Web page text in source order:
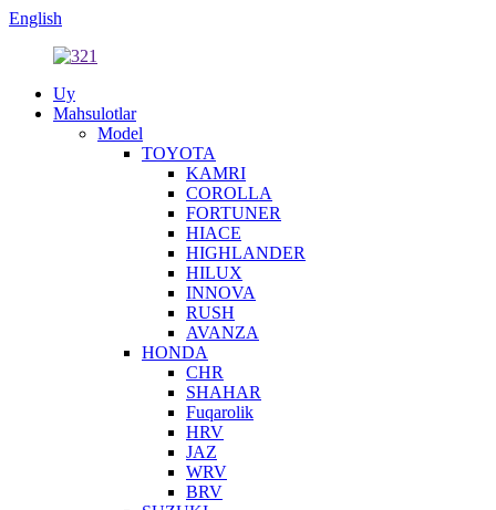
English
Uy
Mahsulotlar
Model
TOYOTA
KAMRI
COROLLA
FORTUNER
HIACE
HIGHLANDER
HILUX
INNOVA
RUSH
AVANZA
HONDA
CHR
SHAHAR
Fuqarolik
HRV
JAZ
WRV
BRV